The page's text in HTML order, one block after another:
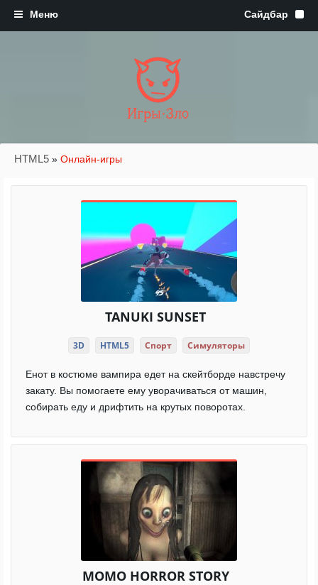
Игры·Зло
HTML5 » Онлайн-игры
TANUKI SUNSET
3D HTML5 Спорт Симуляторы
Енот в костюме вампира едет на скейтборде навстречу
закату. Вы помогаете ему уворачиваться от машин,
собирать еду и дрифтить на крутых поворотах.
MOMO HORROR STORY